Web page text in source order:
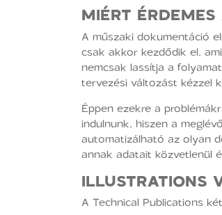
MIÉRT
A műszaki dokumentáció
csak akkor kezdődik el,
nemcsak lassítja a
tervezési változást kézzel
Éppen ezekre a
indulnunk, hiszen a
automatizálható az olyan
annak adatait közvetlenül
ILLUSTRATIONS
A Technical Publications